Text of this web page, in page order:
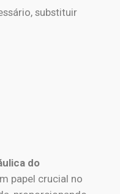
substituir
do
papel crucial no